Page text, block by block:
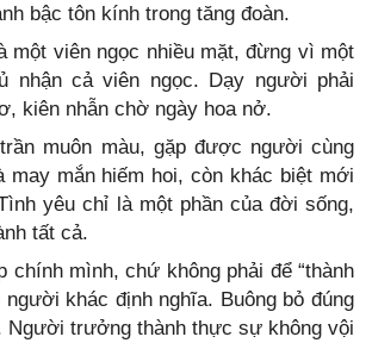
bậc tôn kính trong tăng đoàn.
một viên ngọc nhiều mặt, đừng vì một
nhận cả viên ngọc. Dạy người phải
kiên nhẫn chờ ngày hoa nở.
muôn màu, gặp được người cùng
mắn hiếm hoi, còn khác biệt mới
yêu chỉ là một phần của đời sống,
tất cả.
chính mình, chứ không phải để “thành
người khác định nghĩa. Buông bỏ đúng
Người trưởng thành thực sự không vội